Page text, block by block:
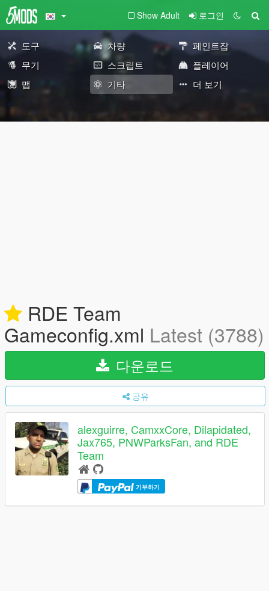
Show Adult 로그인
도구 차량
페인트잡
무기
스크립트
플레이어
맵
기타 더 보기
RDE Team
Gameconfig.xml Latest (3788)
다운로드
공유
alexguirre, CamxxCore, Dilapidated,
Jax765, PNWParksFan, and RDE
Team
기부하기